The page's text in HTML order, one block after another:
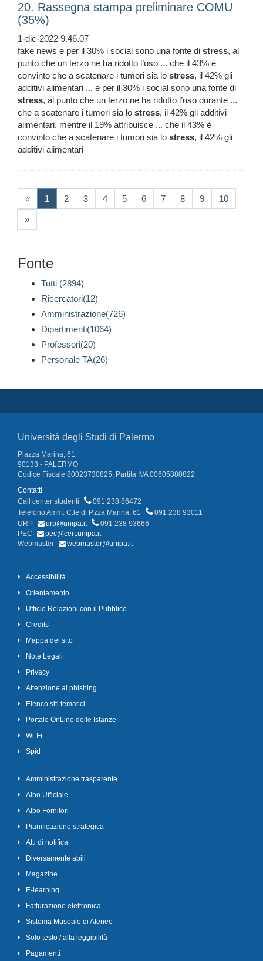
20. Rassegna stampa preliminare COMU
(35%)
1-dic-2022 9.46.07
fake news e per il 30% i social sono una fonte di stress, al
punto che un terzo ne ha ridotto l’uso ... che il 43% è
convinto che a scatenare i tumori sia lo stress, il 42% gli
additivi alimentari ... e per il 30% i social sono una fonte di
stress, al punto che un terzo ne ha ridotto l’uso durante ...
che a scatenare i tumori sia lo stress, il 42% gli additivi
alimentari, mentre il 19% attribuisce ... che il 43% è
convinto che a scatenare i tumori sia lo stress, il 42% gli
additivi alimentari
« 1 (current)
2 3 4 5 6 7 8 9 10
»
Fonte
Tutti (2894)
Ricercatori(12)
Amministrazione(726)
Dipartimenti(1064)
Professori(20)
Personale TA(26)
Università degli Studi di Palermo
Piazza Marina, 61
90133 - PALERMO
Codice Fiscale 80023730825, Partita IVA 00605880822
Contatti
Call center studenti
091 238 86472
Telefono Amm. C.le di P.zza Marina, 61
091 238 93011
URP
urp@unipa.it
091 238 93666
PEC
pec@cert.unipa.it
Webmaster
webmaster@unipa.it
Accessibilità
Orientamento
Ufficio Relazioni con il Pubblico
Credits
Mappa del sito
Note Legali
Privacy
Attenzione al phishing
Elenco siti tematici
Portale OnLine delle Istanze
Wi-Fi
Spid
Amministrazione trasparente
Albo Ufficiale
Albo Fornitori
Pianificazione strategica
Atti di notifica
Diversamente abili
Magazine
E-learning
Fatturazione elettronica
Sistema Museale di Ateneo
Solo testo / alta leggibilità
Pagamenti